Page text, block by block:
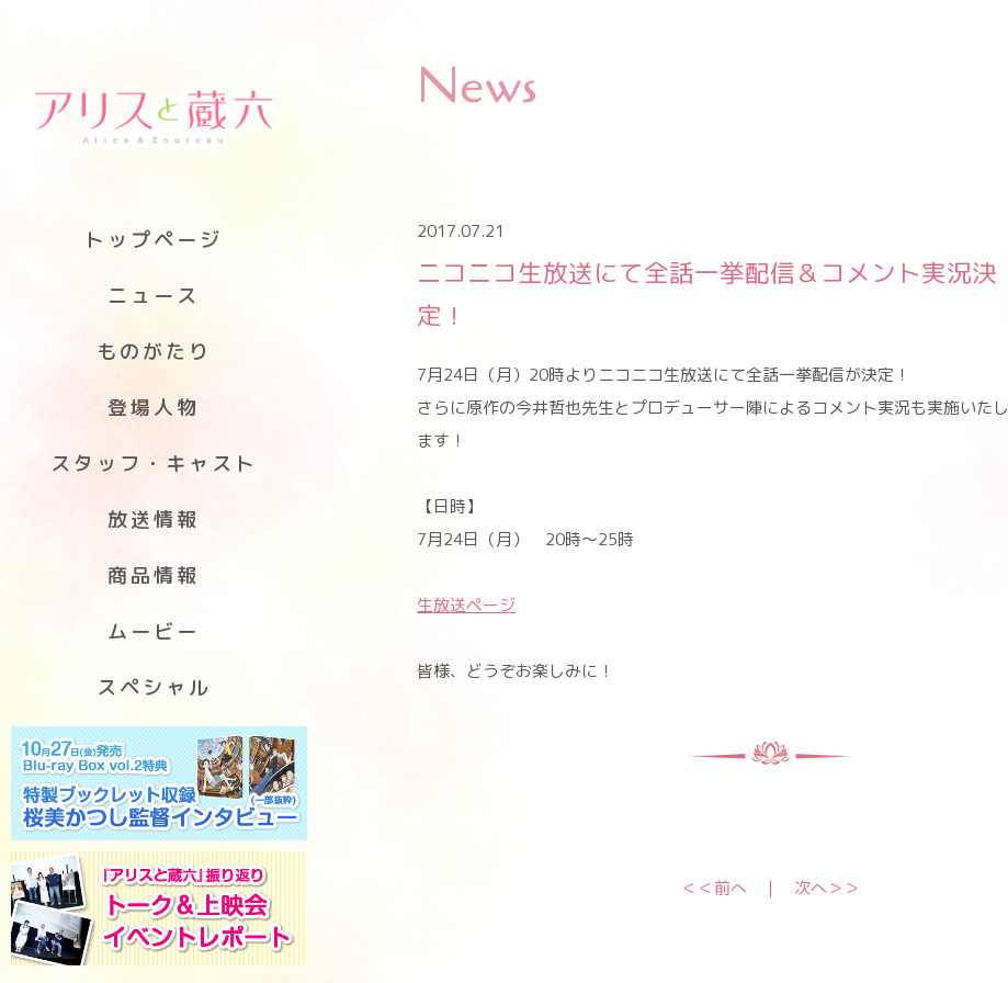
トップページ
ニュース
ものがたり
登場人物
スタッフ・キャスト
放送情報
商品情報
ムービー
スペシャル
News
2017.07.21
ニコニコ生放送にて全話一挙配信＆コメント実況決
定！
7月24日（月）20時よりニコニコ生放送にて全話一挙配信が決定！
さらに原作の今井哲也先生とプロデューサー陣によるコメント実況も実施いたし
ます！
【日時】
7月24日（月） 20時～25時
生放送ページ
皆様、どうぞお楽しみに！
＜＜前へ ｜ 次へ＞＞